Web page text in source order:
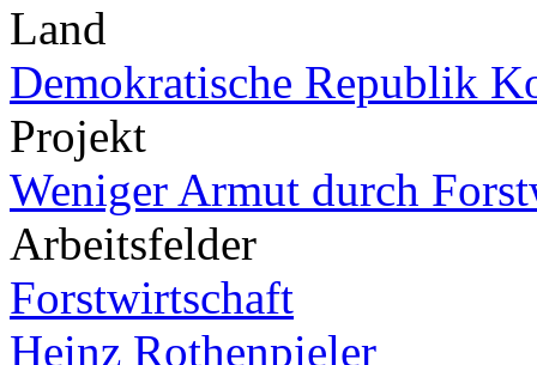
Land
Demokratische Republik
Projekt
Weniger Armut durch
Arbeitsfelder
Forstwirtschaft
Heinz Rothenpieler